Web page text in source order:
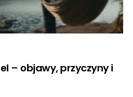
– objawy, przyczyny i